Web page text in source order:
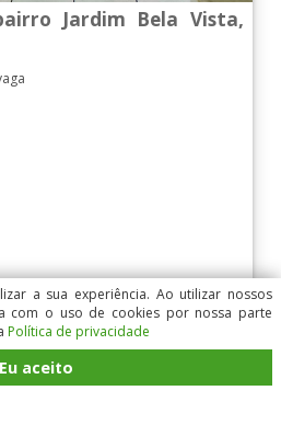
Jardim Bela Vista,
107m2| 1 vaga de
a sua experiência. Ao utilizar nossos
com o uso de cookies por nossa parte
Política de privacidade
Eu aceito